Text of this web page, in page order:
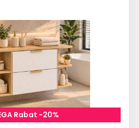
Rabat -20%